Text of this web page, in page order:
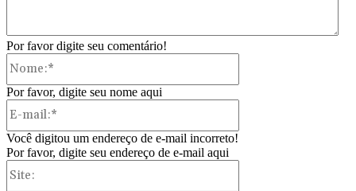
Por favor digite seu comentário!
Por favor, digite seu nome aqui
Você digitou um endereço de e-mail incorreto!
Por favor, digite seu endereço de e-mail aqui